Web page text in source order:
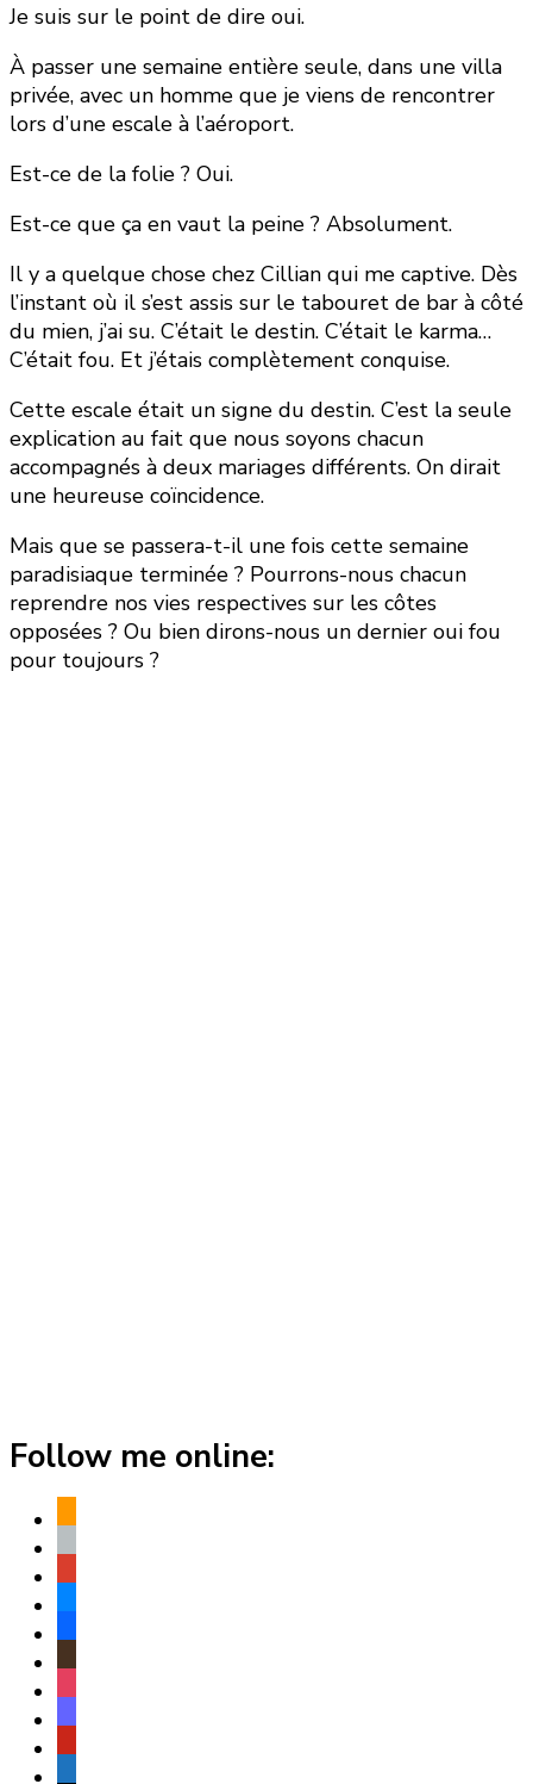
Je suis sur le point de dire oui.
À passer une semaine entière seule, dans une villa
privée, avec un homme que je viens de rencontrer
lors d’une escale à l’aéroport.
Est-ce de la folie ? Oui.
Est-ce que ça en vaut la peine ? Absolument.
Il y a quelque chose chez Cillian qui me captive. Dès
l’instant où il s’est assis sur le tabouret de bar à côté
du mien, j’ai su. C’était le destin. C’était le karma…
C’était fou. Et j’étais complètement conquise.
Cette escale était un signe du destin. C’est la seule
explication au fait que nous soyons chacun
accompagnés à deux mariages différents. On dirait
une heureuse coïncidence.
Mais que se passera-t-il une fois cette semaine
paradisiaque terminée ? Pourrons-nous chacun
reprendre nos vies respectives sur les côtes
opposées ? Ou bien dirons-nous un dernier oui fou
pour toujours ?
Follow me online:
amazon
apple
play
bluesky
facebook
goodreads
instagram
mastodon
pinterest
subscribe